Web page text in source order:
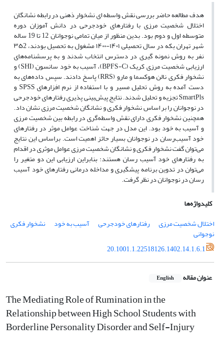
هدف مطالعه حاضر بررسی نقش واسطه ای نشخوار ذهنی در رابطه نشانگان
اختلال شخصیت مرزی با رفتارهای خودجرحی در دانش آموزان دوره
متوسطه اول و دوم بود. بدین منظور از میان تمامی نوجوانان 12 تا 19 ساله
شهر تهران بکه در سال تحصیلی ۱۴۰۱-۱۴۰۰ مشغول به تحصیل بودند، ۳۵2
نفر به روش نمونه گیری در دسترس انتخاب شدند و به پرسشنامه‌های
ارزیابی شخصیت مرزی کریک (BPFS-C)، آسیب به خود سانسون (SHI) و
نشخوار فکری نالن هوکسما و مارو (RRS) پاسخ دادند. سپس داده‌های به
دست آمده به روش تحلیل مسیر و با استفاده از نرم افزارهای SPSS و
SmartPls تجزیه و تحلیل شدند. نتایج پیش‌بینی پذیری رفتارهای خودجرحی
در نوجوانان را بر اساس نشخوار فکری و نشانگان شخصیت مرزی نشان داد.
همچنین نشخوار فکری دارای نقش واسطه‌گری در رابطه بین شخصیت مرزی
و آسیب به خود بود. این مدل در جهت شناخت عوامل موثر در رفتارهای
خود آسیب‌رسان در نوجوانان بسیار حائز اهمیت است. براساس این نتایج
می‌توان گفت نشخوار فکری و نشانگان شخصیت مرزی عوامل موثری در اقدام
به رفتارهای خود آسیب رسان هستند؛ بنابراین ارزیابی این دو متغیر را
می‌توان در تدوین برنامه پیشگیری و مداخله درمانی رفتارهای خود آسیب
رسان در نوجوانان در نظر گرفت.
کلیدواژه‌ها
اختلال شخصیت مرزی
رفتارهای خودجرحی آسیب به خود نشخوار فکری
نوجوانی
20.1001.1.22518126.1402.14.1.6.1
عنوان مقاله English
The Mediating Role of Rumination in the
Relationship between High School Students with
Borderline Personality Disorder and Self-Injury